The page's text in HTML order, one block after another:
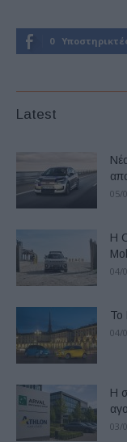
0
Latest
05/
Η
04/
Το
04/
Η
03/